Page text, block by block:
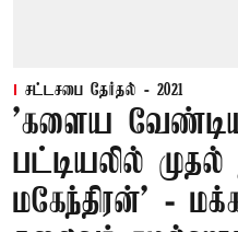
சட்டசபை தேர்தல் - 2021
'களைய
பட்டியலில் முதல்
மகேந்திரன்’ -